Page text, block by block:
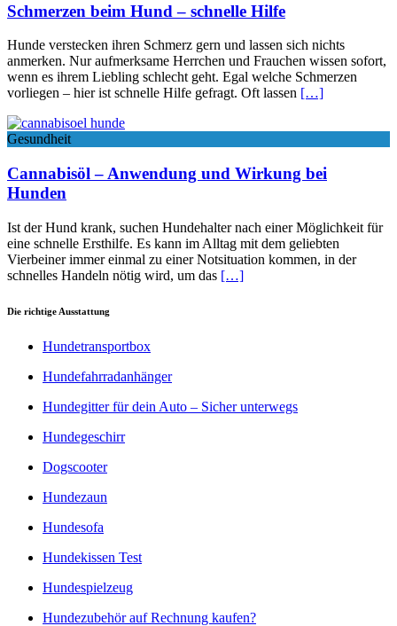
Schmerzen beim Hund – schnelle Hilfe
Hunde verstecken ihren Schmerz gern und lassen sich nichts
anmerken. Nur aufmerksame Herrchen und Frauchen wissen sofort,
wenn es ihrem Liebling schlecht geht. Egal welche Schmerzen
vorliegen – hier ist schnelle Hilfe gefragt. Oft lassen […]
Gesundheit
Cannabisöl – Anwendung und Wirkung bei
Hunden
Ist der Hund krank, suchen Hundehalter nach einer Möglichkeit für
eine schnelle Ersthilfe. Es kann im Alltag mit dem geliebten
Vierbeiner immer einmal zu einer Notsituation kommen, in der
schnelles Handeln nötig wird, um das […]
Die richtige Ausstattung
Hundetransportbox
Hundefahrradanhänger
Hundegitter für dein Auto – Sicher unterwegs
Hundegeschirr
Dogscooter
Hundezaun
Hundesofa
Hundekissen Test
Hundespielzeug
Hundezubehör auf Rechnung kaufen?